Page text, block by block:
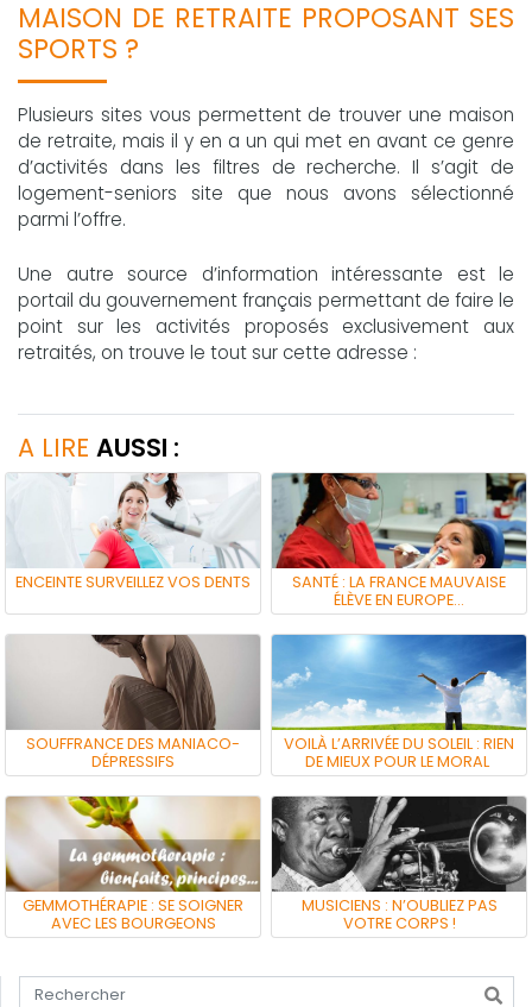
MAISON DE RETRAITE PROPOSANT SES
SPORTS ?
Plusieurs sites vous permettent de trouver une maison
de retraite, mais il y en a un qui met en avant ce genre
d’activités dans les filtres de recherche. Il s’agit de
logement-seniors site que nous avons sélectionné
parmi l’offre.
Une autre source d’information intéressante est le
portail du gouvernement français permettant de faire le
point sur les activités proposés exclusivement aux
retraités, on trouve le tout sur cette adresse :
A LIRE AUSSI :
ENCEINTE SURVEILLEZ VOS DENTS
SANTÉ : LA FRANCE MAUVAISE
ÉLÈVE EN EUROPE…
SOUFFRANCE DES MANIACO-
DÉPRESSIFS
VOILÀ L’ARRIVÉE DU SOLEIL : RIEN
DE MIEUX POUR LE MORAL
GEMMOTHÉRAPIE : SE SOIGNER
AVEC LES BOURGEONS
MUSICIENS : N’OUBLIEZ PAS
VOTRE CORPS !
Tapez votre recherche